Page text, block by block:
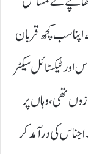
سب کچھ قربان
ٹیکسٹائل سیکٹر
تھی، وہاں پر
اجناس کی درآمد کر